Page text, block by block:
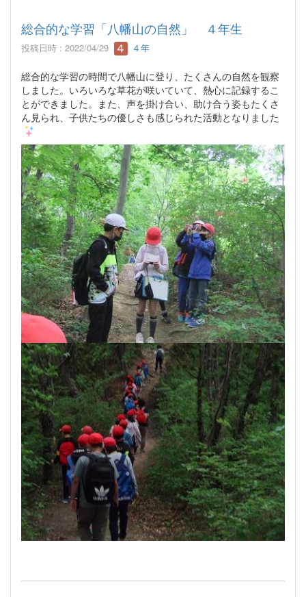
総合的な学習「八幡山の自然」 ４年生
投稿日時 : 2022/04/29 ４年
総合的な学習の時間で八幡山に登り、たくさんの自然を観察
しました。いろいろな草花が咲いていて、熱心に記録するこ
とができました。また、声を掛け合い、助け合う姿もたくさ
ん見られ、子供たちの優しさも感じられた活動となりました